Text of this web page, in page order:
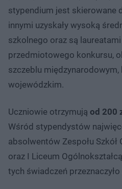
stypendium jest skierowane
innymi uzyskały wysoką
szkolnego oraz są
przedmiotowego konkursu,
szczeblu
wojewódzkim.
Uczniowie otrzymują od 200
Wśród stypendystów
absolwentów Zespołu Szkół
oraz I Liceum
tych świadczeń przeznaczyło